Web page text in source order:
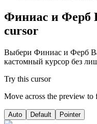
Финиас и Ферб
cursor
Выбери Финиас и Ферб
кастомный курсор без
Try this cursor
Move across the preview to
Auto Default Pointer